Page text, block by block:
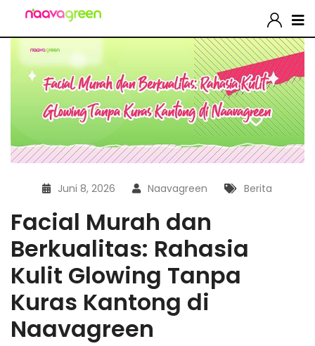
Juni 8, 2026 Naavagreen Berita
Facial Murah dan
Berkualitas: Rahasia
Kulit Glowing Tanpa
Kuras Kantong di
Naavagreen